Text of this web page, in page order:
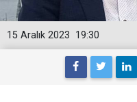
19:30
15 Aralık 2023